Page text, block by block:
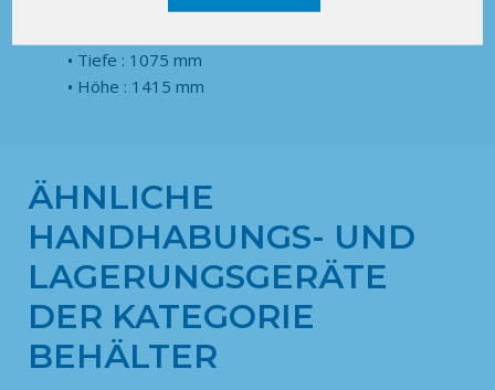
Tiefe : 1075 mm
Höhe : 1415 mm
ÄHNLICHE
HANDHABUNGS- UND
LAGERUNGSGERÄTE
DER KATEGORIE
BEHÄLTER